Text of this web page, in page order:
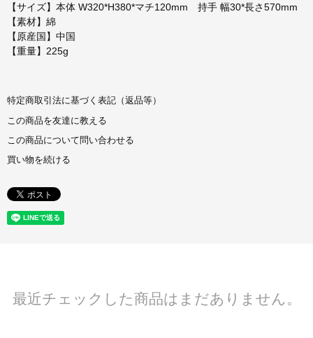
【サイズ】本体 W320*H380*マチ120mm 持手 幅30*長さ570mm
【素材】綿
【原産国】中国
【重量】225g
特定商取引法に基づく表記（返品等）
この商品を友達に教える
この商品について問い合わせる
買い物を続ける
最近チェックした商品はまだありません。